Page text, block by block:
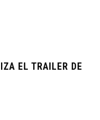
EL TRAILER DE